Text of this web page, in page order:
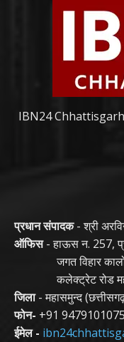
IBN24 Chhattisgarh
प्रधान संपादक- श्री
ऑफिस- हाऊस न. 257,
जगत विहार
कलेक्ट्रेट रोड
जिला- महासमुन्द
फोन- +91 9479101075
ईमेल -